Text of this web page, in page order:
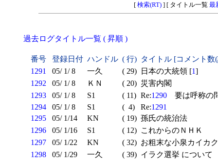
[ 検索(RT)] [ タイトル一覧 最
過去ログタイトル一覧 ( 昇順 )
番号 登録日付 ハンドル ( 行) タイトル [コメント
1291
05/ 1/ 8 一久 ( 29) 日本の大統領 [1]
1292
05/ 1/ 8 ＫＮ ( 20) 災害内閣
1293
05/ 1/ 8 S1 ( 11) Re:1290 要は呼称の
1294
05/ 1/ 8 S1 ( 4) Re:1291
1295
05/ 1/14 KN ( 19) 孫氏の統治法
1296
05/ 1/16 S1 ( 12) これからのＮＨＫ
1297
05/ 1/22 KN ( 32) お粗末な小泉カイカク
1298
05/ 1/29 一久 ( 39) イラク選挙 について